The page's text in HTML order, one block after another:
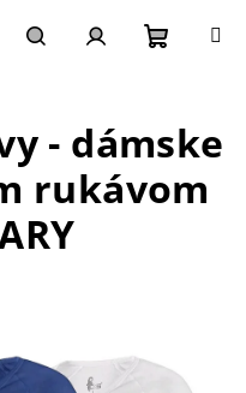
košík
- dámske
rukávom